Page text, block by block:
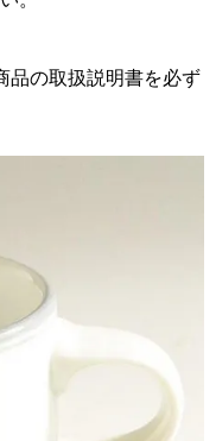
品の取扱説明書を必ず